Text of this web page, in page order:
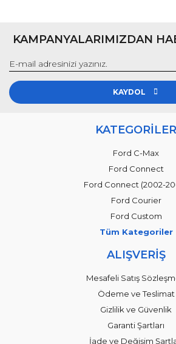
KAMPANYALARIMIZDAN
KAYDOL
KATEGORİLER
Ford C-Max
Ford Connect
Ford Connect (2002-
Ford Courier
Ford Custom
Tüm Kategoriler
ALIŞVERİŞ
Mesafeli Satış
Ödeme ve Teslimat
Gizlilik ve Güvenlik
Garanti Şartları
İade ve Değişim